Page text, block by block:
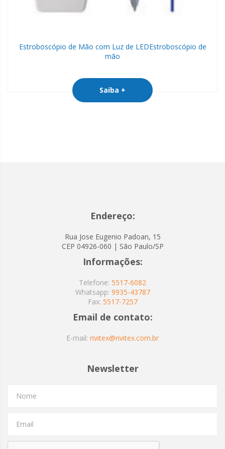
Estroboscópio de Mão com Luz de LEDEstroboscópio de
mão
Saiba +
Endereço:
Rua Jose Eugenio Padoan, 15
CEP 04926-060 | São Paulo/SP
Informações:
Telefone: 5517-6082
Whatsapp: 9935-43787
Fax: 5517-7257
Email de contato:
E-mail: rivitex@rivitex.com.br
Newsletter
Nome
Email